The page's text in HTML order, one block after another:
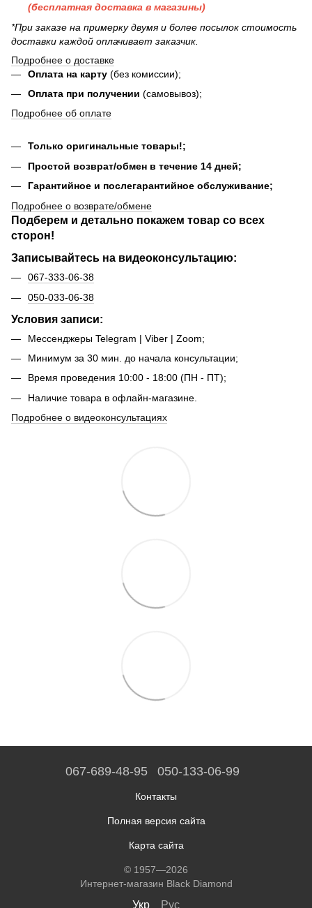
(бесплатная доставка в магазины)
*При заказе на примерку двумя и более посылок стоимость
доставки каждой оплачивает заказчик.
Подробнее о доставке
Оплата на карту (без комиссии);
Оплата при получении (самовывоз);
Подробнее об оплате
Только оригинальные товары!;
Простой возврат/обмен в течение 14 дней;
Гарантийное и послегарантийное обслуживание;
Подробнее о возврате/обмене
Подберем и детально покажем товар со всех
сторон!
Записывайтесь на видеоконсультацию:
067-333-06-38
050-033-06-38
Условия записи:
Мессенджеры Telegram | Viber | Zoom;
Минимум за 30 мин. до начала консультации;
Время проведения 10:00 - 18:00 (ПН - ПТ);
Наличие товара в офлайн-магазине.
Подробнее о видеоконсультациях
067-689-48-95 050-133-06-99
Контакты
Полная версия сайта
Карта сайта
© 1957—2026
Интернет-магазин Black Diamond
Укр Рус